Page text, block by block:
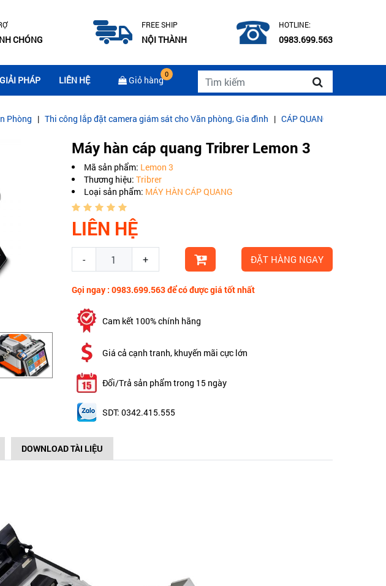
CHÓNG
FREE SHIP
NỘI THÀNH
HOTLINE:
0983.699.563
GIẢI PHÁP LIÊN HỆ Giỏ hàng
0
lắp đặt camera giám sát cho Văn phòng, Gia đình|CÁP QUANG COMMSCOPE MULTIMODE
Máy hàn cáp quang Tribrer Lemon 3
Mã sản phẩm: Lemon 3
Thương hiệu: Tribrer
Loại sản phẩm: MÁY HÀN CÁP QUANG
LIÊN HỆ
- + ĐẶT HÀNG NGAY
Gọi ngay : 0983.699.563 để có được giá tốt nhất
Cam kết 100% chính hãng
Giá cả cạnh tranh, khuyến mãi cực lớn
Đổi/Trả sản phẩm trong 15 ngày
SDT: 0342.415.555
DOWNLOAD TÀI LIỆU